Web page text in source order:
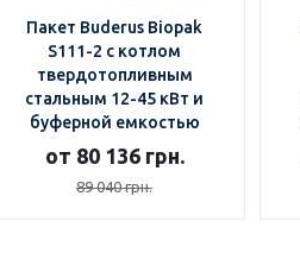
Пакет Buderus Biopak
S111-2 с котлом
твердотопливным
стальным 12-45 кВт и
буферной емкостью
от 80 136 грн.
89 040 грн.